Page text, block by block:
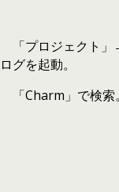
「プロジェクト」
ログを起動。
「Charm」で検索。